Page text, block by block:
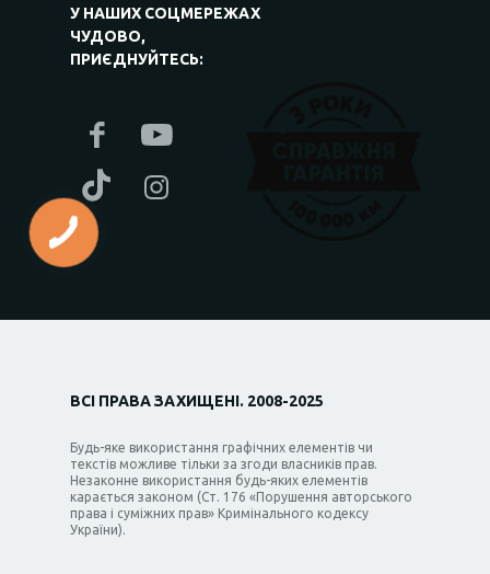
У НАШИХ СОЦМЕРЕЖАХ
ЧУДОВО,
ПРИЄДНУЙТЕСЬ:
ВСІ ПРАВА ЗАХИЩЕНІ. 2008-2025
Будь-яке використання графічних елементів чи
текстів можливе тільки за згоди власників прав.
Незаконне використання будь-яких елементів
карається законом (Ст. 176 «Порушення авторського
права і суміжних прав» Кримінального кодексу
України).